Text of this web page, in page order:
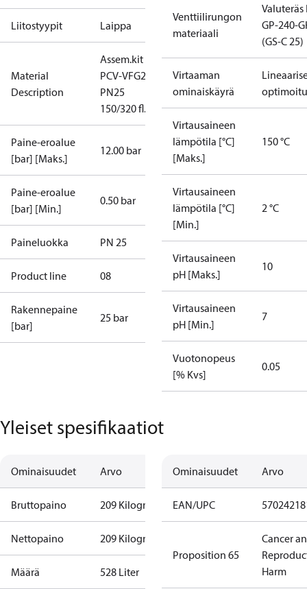
Liitostyypit Laippa
Material
Description
Assem.kit
PCV-VFG21
PN25
150/320 fl.
Paine-eroalue
[bar] [Maks.]
12.00 bar
Paine-eroalue
[bar] [Min.]
0.50 bar
Paineluokka PN 25
Product line 08
Rakennepaine
[bar]
25 bar
Venttiilirungon
materiaali
Valuteräs
GP-240-
(GS-C 25)
Virtaaman
ominaiskäyrä
optimoitu
Virtausaineen
lämpötila [°C]
[Maks.]
150 °C
Virtausaineen
lämpötila [°C]
[Min.]
2 °C
Virtausaineen
pH [Maks.]
10
Virtausaineen
pH [Min.]
7
Vuotonopeus
[% Kvs]
0.05
Yleiset spesifikaatiot
Ominaisuudet Arvo
Bruttopaino 209 Kilogram
Nettopaino 209 Kilogram
Määrä 528 Liter
Ominaisuudet Arvo
EAN/UPC
Proposition 65
Cancer
Harm